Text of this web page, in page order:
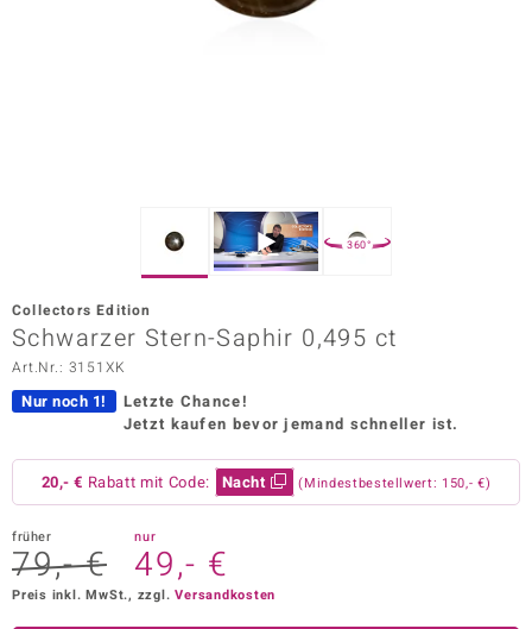
Vogue
Paraíso
360°
Collectors Edition
Schwarzer Stern-Saphir 0,495 ct
Art.Nr.: 3151XK
Nur noch 1!
Letzte Chance!
Jetzt kaufen bevor jemand schneller ist.
20,- € Rabatt mit Code: Nacht (Mindestbestellwert: 150,- €)
früher
79,- €
nur
49,- €
Preis inkl. MwSt., zzgl.Versandkosten